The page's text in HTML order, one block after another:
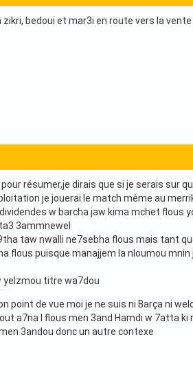
bedoui et mar3i en route vers la vente
résumer,je dirais que si je serais sur
je jouerai le match même au
w barcha jaw kima mchet flous
3ammnewel
taw nwalli ne7sebha flous mais tant
flous puisque manajjem la nloumou
yelzmou titre wa7dou
point de vue moi je ne suis ni Barça ni
a7na l flous men 3and Hamdi w 7atta
3andou donc un autre contexe